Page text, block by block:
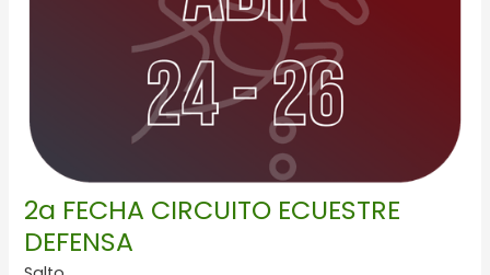
2a FECHA CIRCUITO ECUESTRE
DEFENSA